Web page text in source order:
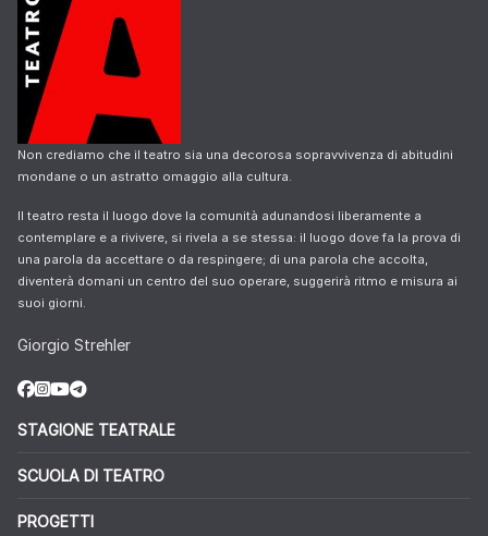
Non crediamo che il teatro sia una decorosa sopravvivenza di abitudini
mondane o un astratto omaggio alla cultura.
Il teatro resta il luogo dove la comunità adunandosi liberamente a
contemplare e a rivivere, si rivela a se stessa: il luogo dove fa la prova di
una parola da accettare o da respingere; di una parola che accolta,
diventerà domani un centro del suo operare, suggerirà ritmo e misura ai
suoi giorni.
Giorgio Strehler
STAGIONE TEATRALE
SCUOLA DI TEATRO
PROGETTI